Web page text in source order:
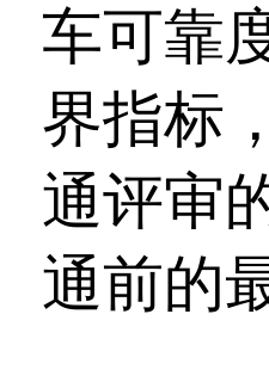
车可靠
界指标
通评审
通前的